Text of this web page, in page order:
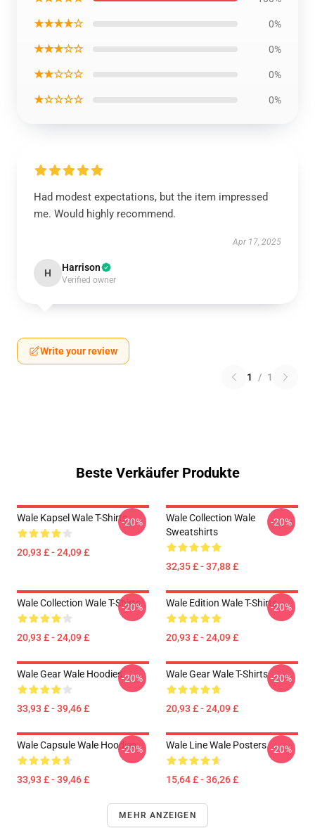
★★★★☆ 0%
★★★☆☆ 0%
★★☆☆☆ 0%
★☆☆☆☆ 0%
Had modest expectations, but the item impressed
me. Would highly recommend.
Apr 17, 2025
H Harrison
Verified owner
Write your review
1 / 1
Beste Verkäufer Produkte
Wale Kapsel Wale T-Shirts
20,93 £ - 24,09 £
-20%
Wale Collection Wale
Sweatshirts
32,35 £ - 37,88 £
-20%
Wale Collection Wale T-Shirts
20,93 £ - 24,09 £
-20% Wale Edition Wale T-Shirts
20,93 £ - 24,09 £
-20%
Wale Gear Wale Hoodies
33,93 £ - 39,46 £
-20% Wale Gear Wale T-Shirts
20,93 £ - 24,09 £
-20%
Wale Capsule Wale Hoodies
33,93 £ - 39,46 £
-20% Wale Line Wale Posters
15,64 £ - 36,26 £
-20%
MEHR ANZEIGEN